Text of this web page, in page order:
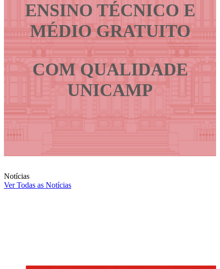
ENSINO TÉCNICO E
MÉDIO GRATUITO
COM QUALIDADE
UNICAMP
Notícias
Ver Todas as Notícias